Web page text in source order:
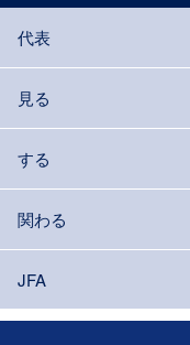
代表
見る
する
関わる
JFA